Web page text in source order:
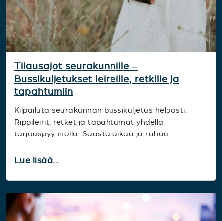
Tilausajot seurakunnille –
Bussikuljetukset leireille, retkille ja
tapahtumiin
Kilpailuta seurakunnan bussikuljetus helposti.
Rippileirit, retket ja tapahtumat yhdellä
tarjouspyynnöllä. Säästä aikaa ja rahaa.
Lue lisää...